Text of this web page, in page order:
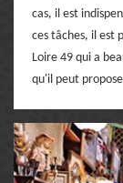
cas, il est
ces tâches, il est
Loire 49 qui a
qu'il peut